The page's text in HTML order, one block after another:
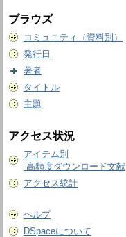
ブラウズ
コミュニティ（資料別）
発行日
著者
タイトル
主題
アクセス状況
アイテム別
高頻度ダウンロード文献
アクセス統計
ヘルプ
DSpaceについて